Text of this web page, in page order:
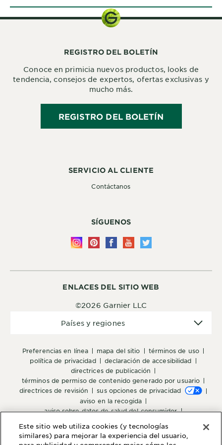
ENLACES DEL SITIO WEB
preferencias en línea mapa del sitio
términos de uso
política de privacidad
declaración de accesibilidad
directrices de publicación
términos de permiso de contenido generado por usuario
directrices de revisión
sus opciones de privacidad
aviso en la recogida
aviso sobre datos de salud del consumidor
©2026 Garnier LLC
Países y regiones
SERVICIO AL CLIENTE
Contáctanos
SÍGUENOS
REGISTRO DEL BOLETÍN
Conoce en primicia nuevos productos, looks de
tendencia, consejos de expertos, ofertas exclusivas y
mucho más.
REGISTRO DEL BOLETÍN
Este sitio web utiliza cookies (y tecnologías
similares) para mejorar la experiencia del usuario,